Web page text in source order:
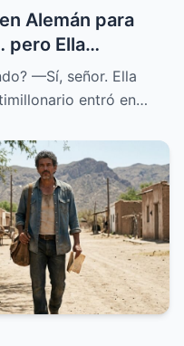
Alemán para
pero Ella
—Sí, señor. Ella
entró en…